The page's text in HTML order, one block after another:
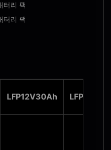
터리 팩
터리 팩
LFP12V30Ah